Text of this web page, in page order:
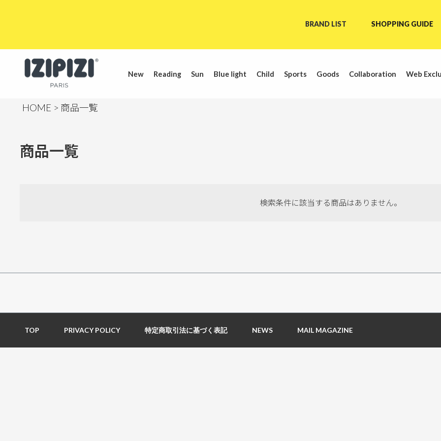
BRAND LIST SHOPPING GUIDE
New Reading Sun Blue light Child Sports Goods Collaboration Web
HOME 商品一覧
商品一覧
検索条件に該当する商品はありません。
TOP PRIVACY POLICY 特定商取引法に基づく表記 NEWS MAIL MAGAZINE